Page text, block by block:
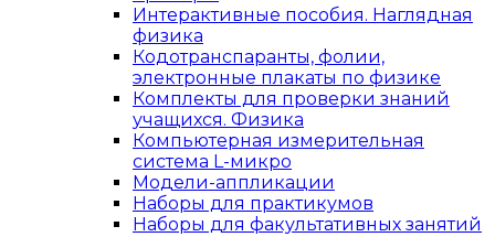
Интерактивные пособия. Наглядная
физика
Кодотранспаранты, фолии,
электронные плакаты по физике
Комплекты для проверки знаний
учащихся. Физика
Компьютерная измерительная
система L-микро
Модели-аппликации
Наборы для практикумов
Наборы для факультативных занятий